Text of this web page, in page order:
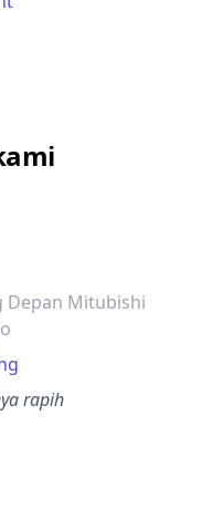
bintang lima
Depan Mitubishi
rapih